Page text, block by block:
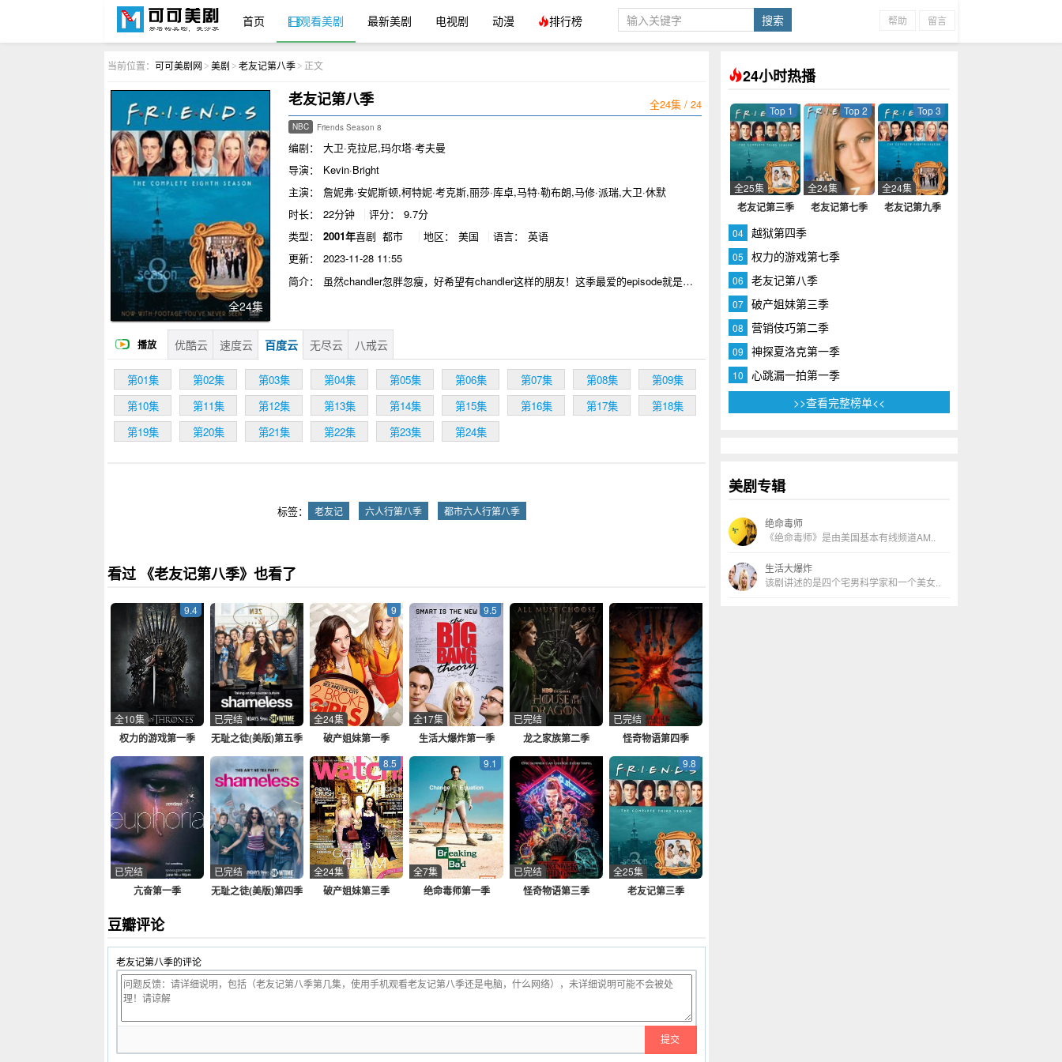
可可美剧网
首页 观看美剧 最新美剧 电视剧 动漫 排行榜 帮助 留言
当前位置： 可可美剧网 > 美剧 > 老友记第八季 > 正文
全24集
老友记第八季 全24集 / 24
NBC Friends Season 8
编剧：
大卫·克拉尼,玛尔塔·考夫曼
导演：
Kevin·Bright
主演：
詹妮弗·安妮斯顿,柯特妮·考克斯,丽莎·库卓,马特·勒布朗,马修·派瑞,大卫·休默
时长：
22分钟 评分：
9.7分
类型：
2001年喜剧 都市 地区： 美国 语言：
英语
更新：
2023-11-28 11:55
简介：
虽然chandler忽胖忽瘦，好希望有chandler这样的朋友！这季最爱的episode就是
Schwimmer 饰），事情就发生在钱德勒（马修·派瑞 Matthew Perry 饰）和摩妮卡（柯特
妮·考克斯 Courteney Cox 饰）婚礼前的一个月。瑞秋和乔伊（马特·理勃兰 Matt LeBlanc
饰）继续住在一起，但这时乔伊忽然对瑞秋产生了不一样感觉。当罗斯觉得自己在丧失了
很多父亲的感觉时，乔伊只好建议瑞秋搬到罗斯那里住。后来乔伊表达了自己对瑞秋的感
觉，但瑞秋婉拒了。瑞秋剩下一个女儿，取名为Emma，尽管这个名字是摩妮卡从小就计
划好了的，准备用在自己孩子身上的。
播放 优酷云 速度云 百度云 无尽云 八戒云
第01集 第02集 第03集 第04集 第05集 第06集 第07集 第08集
第09集
第10集
第11集 第12集 第13集 第14集 第15集 第16集 第17集
第18集
第19集
第20集 第21集 第22集 第23集 第24集
标签： 老友记 六人行第八季 都市六人行第八季
看过 《老友记第八季》也看了
权力的游戏第一季
9.4
全10集
无耻之徒(美版)第五季
已完结
破产姐妹第一季
9
全24集
生活大爆炸第一季
9.5
全17集
龙之家族第二季
已完结
怪奇物语第四季
已完结
亢奋第一季
已完结
无耻之徒(美版)第四季
已完结
破产姐妹第三季
8.5
全24集
绝命毒师第一季
9.1
全7集
怪奇物语第三季
已完结
老友记第三季
9.8
全25集
豆瓣评论
老友记第八季的评论
24小时热播
老友记第三季
Top 1
全25集
老友记第七季
Top 2
全24集
老友记第九季
Top 3
全24集
04 越狱第四季
05 权力的游戏第七季
06 老友记第八季
07 破产姐妹第三季
08 营销伎巧第二季
09 神探夏洛克第一季
10
心跳漏一拍第一季
>>查看完整榜单<<
美剧专辑
绝命毒师
《绝命毒师》是由美国基本有线频道AM..
生活大爆炸
该剧讲述的是四个宅男科学家和一个美女..